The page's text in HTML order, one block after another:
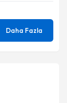
Daha Fazla